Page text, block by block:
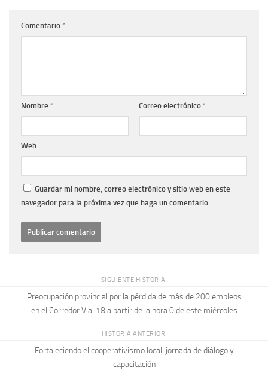
Comentario *
Nombre * Correo electrónico *
Web
Guardar mi nombre, correo electrónico y sitio web en este
navegador para la próxima vez que haga un comentario.
SIGUIENTE HISTORIA
Preocupación provincial por la pérdida de más de 200 empleos
en el Corredor Vial 18 a partir de la hora 0 de este miércoles
HISTORIA ANTERIOR
Fortaleciendo el cooperativismo local: jornada de diálogo y
capacitación